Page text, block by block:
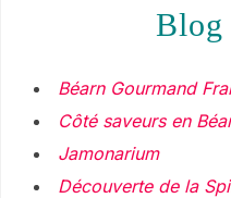
Béarn Gourmand
Côté saveurs en
Jamonarium
Découverte de la